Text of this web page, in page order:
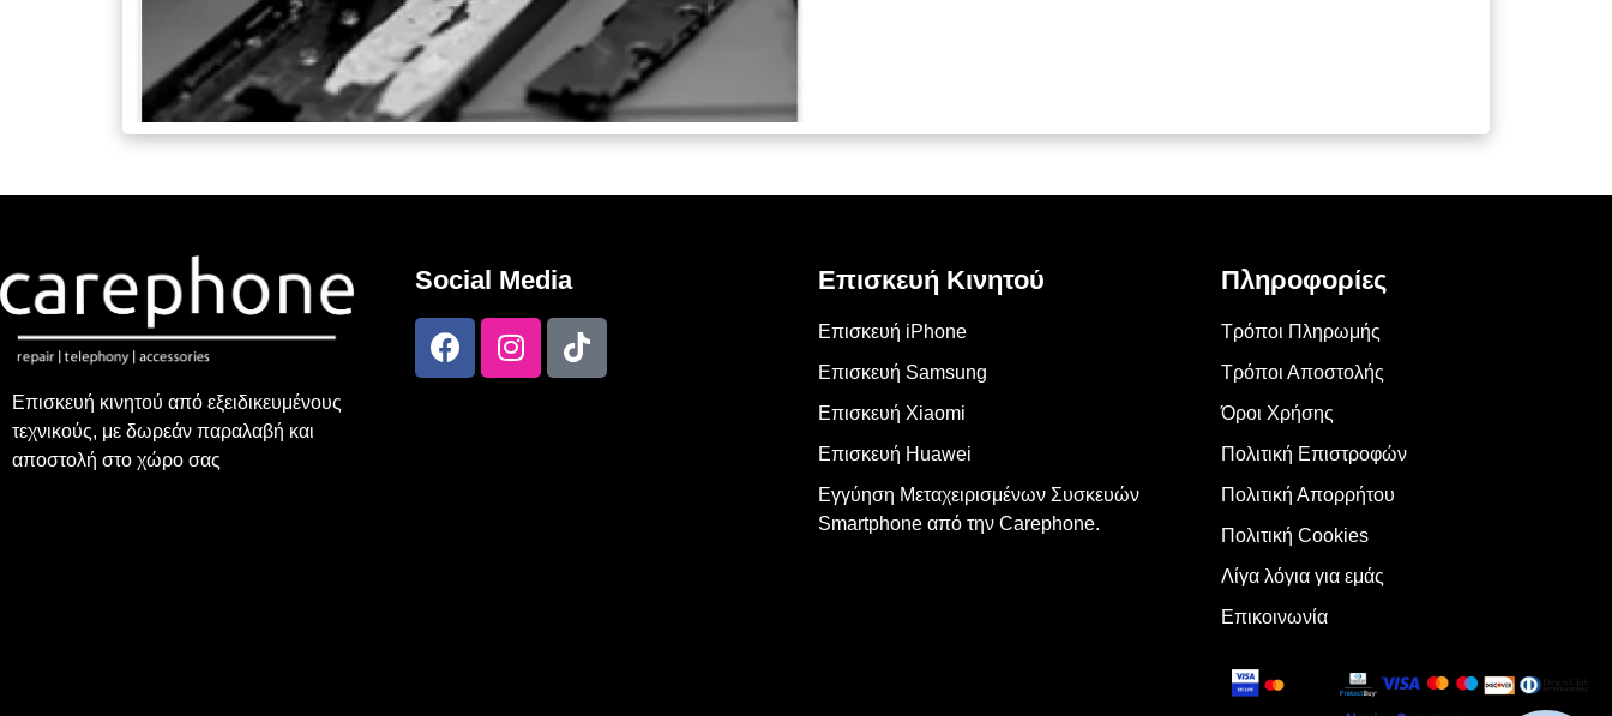
Επισκευή κινητού από εξειδικευμένους
τεχνικούς, με δωρεάν παραλαβή και
αποστολή στο χώρο σας
Social Media Επισκευή Κινητού
Επισκευή iPhone
Επισκευή Samsung
Επισκευή Xiaomi
Επισκευή Huawei
Εγγύηση Μεταχειρισμένων Συσκευών
Smartphone από την Carephone.
Πληροφορίες
Τρόποι Πληρωμής
Τρόποι Αποστολής
Όροι Χρήσης
Πολιτική Επιστροφών
Πολιτική Απορρήτου
Πολιτική Cookies
Λίγα λόγια για εμάς
Επικοινωνία